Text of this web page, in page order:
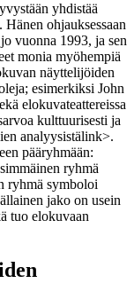
yhdistää
ohjauksessaan
vuonna 1993, ja sen
monia myöhempiä
näyttelijöiden
esimerkiksi John
elokuvateattereissa
kulttuurisesti ja
analyysistälink>.
pääryhmään:
ryhmä
ryhmä symboloi
jako on usein
tuo elokuvaan